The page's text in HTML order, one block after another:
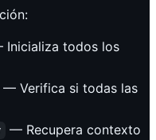
todos los
— Verifica si todas las
— Recupera contexto